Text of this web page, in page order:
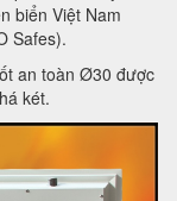
biển Việt Nam
Safes).
an toàn Ø30 được
két.